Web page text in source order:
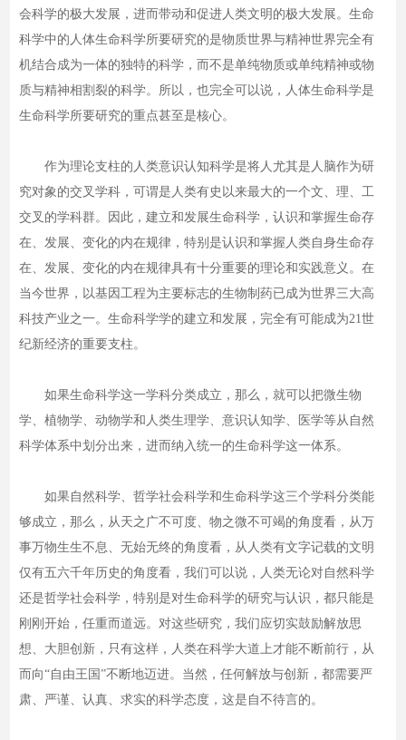
会科学的极大发展，进而带动和促进人类文明的极大发展。生命
科学中的人体生命科学所要研究的是物质世界与精神世界完全有
机结合成为一体的独特的科学，而不是单纯物质或单纯精神或物
质与精神相割裂的科学。所以，也完全可以说，人体生命科学是
生命科学所要研究的重点甚至是核心。
作为理论支柱的人类意识认知科学是将人尤其是人脑作为研
究对象的交叉学科，可谓是人类有史以来最大的一个文、理、工
交叉的学科群。因此，建立和发展生命科学，认识和掌握生命存
在、发展、变化的内在规律，特别是认识和掌握人类自身生命存
在、发展、变化的内在规律具有十分重要的理论和实践意义。在
当今世界，以基因工程为主要标志的生物制药已成为世界三大高
科技产业之一。生命科学学的建立和发展，完全有可能成为21世
纪新经济的重要支柱。
如果生命科学这一学科分类成立，那么，就可以把微生物
学、植物学、动物学和人类生理学、意识认知学、医学等从自然
科学体系中划分出来，进而纳入统一的生命科学这一体系。
如果自然科学、哲学社会科学和生命科学这三个学科分类能
够成立，那么，从天之广不可度、物之微不可竭的角度看，从万
事万物生生不息、无始无终的角度看，从人类有文字记载的文明
仅有五六千年历史的角度看，我们可以说，人类无论对自然科学
还是哲学社会科学，特别是对生命科学的研究与认识，都只能是
刚刚开始，任重而道远。对这些研究，我们应切实鼓励解放思
想、大胆创新，只有这样，人类在科学大道上才能不断前行，从
而向“自由王国”不断地迈进。当然，任何解放与创新，都需要严
肃、严谨、认真、求实的科学态度，这是自不待言的。